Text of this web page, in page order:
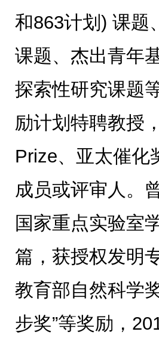
和863计划) 课题
课题、杰出青年
探索性研究课题
励计划特聘教授
Prize、亚太催化
成员或评审人。
国家重点实验室
篇，获授权发明
教育部自然科学
步奖”等奖励，